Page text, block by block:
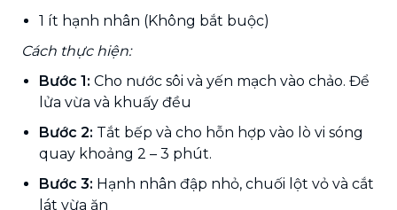
1 ít hạnh nhân (Không bắt buộc)
Cách thực hiện:
Bước 1: Cho nước sôi và yến mạch vào chảo. Để
lửa vừa và khuấy đều
Bước 2: Tắt bếp và cho hỗn hợp vào lò vi sóng
quay khoảng 2 – 3 phút.
Bước 3: Hạnh nhân đập nhỏ, chuối lột vỏ và cắt
lát vừa ăn